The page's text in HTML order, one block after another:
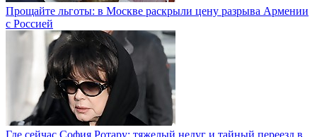
Прощайте льготы: в Москве раскрыли цену разрыва Армении
с Россией
Где сейчас София Ротару: тяжелый недуг и тайный переезд в